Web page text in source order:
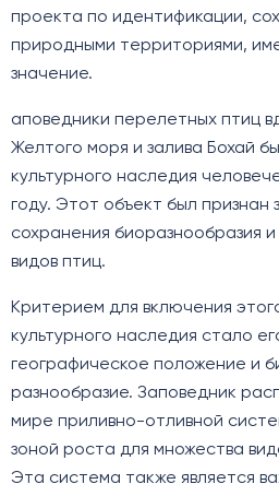
проекта по идентификации,
природными территориями,
значение.
аповедники перелетных птиц
Желтого моря и залива Бохай
культурного наследия
году. Этот объект был признан
сохранения биоразнообразия
видов птиц.
Критерием для включения
культурного наследия стало
географическое положение и
разнообразие. Заповедник
мире приливно-отливной
зоной роста для множества
Эта система также является